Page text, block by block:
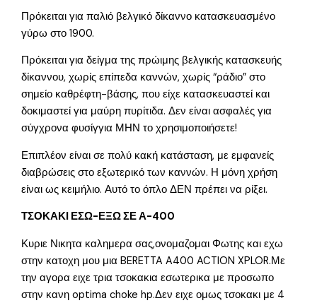
Πρόκειται για παλιό βελγικό δίκαννο κατασκευασμένο
γύρω στο 1900.
Πρόκειται για δείγμα της πρώιμης βελγικής κατασκευής
δίκαννου, χωρίς επίπεδα καννών, χωρίς “ράδιο” στο
σημείο καθρέφτη-βάσης, που είχε κατασκευαστεί και
δοκιμαστεί για μαύρη πυρίτιδα. Δεν είναι ασφαλές για
σύγχρονα φυσίγγια ΜΗΝ το χρησιμοποιήσετε!
Επιπλέον είναι σε πολύ κακή κατάσταση, με εμφανείς
διαβρώσεις στο εξωτερικό των καννών. Η μόνη χρήση
είναι ως κειμήλιο. Αυτό το όπλο ΔΕΝ πρέπει να ρίξει.
ΤΣΟΚΑΚΙ ΕΣΩ-ΕΞΩ ΣΕ Α-400
Κυριε Νικητα καλημερα σας,ονομαζομαι Φωτης και εχω
στην κατοχη μου μια BERETTA A400 ACTION XPLOR.Με
την αγορα ειχε τρια τσοκακια εσωτερικα με προσωπο
στην κανη optima choke hp.Δεν ειχε ομως τσοκακι με 4